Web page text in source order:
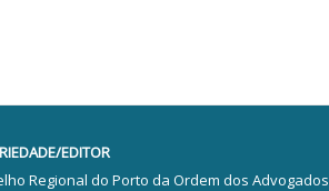
EDITOR
Regional do Porto da Ordem dos Advogados